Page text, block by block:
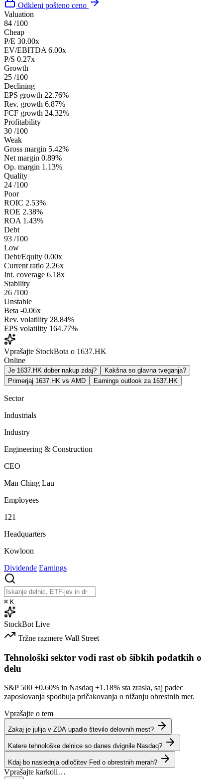
Odkleni pošteno ceno
Valuation
84 /100
Cheap
P/E 30.00x
EV/EBITDA 6.00x
P/S 0.27x
Growth
25 /100
Declining
EPS growth 22.76%
Rev. growth 6.87%
FCF growth 24.32%
Profitability
30 /100
Weak
Gross margin 5.42%
Net margin 0.89%
Op. margin 1.13%
Quality
24 /100
Poor
ROIC 2.53%
ROE 2.38%
ROA 1.43%
Debt
93 /100
Low
Debt/Equity 0.00x
Current ratio 2.26x
Int. coverage 6.18x
Stability
26 /100
Unstable
Beta -0.06x
Rev. volatility 28.84%
EPS volatility 164.77%
Vprašajte StockBota o 1637.HK
Online
Je 1637.HK dober nakup zdaj?
Kakšna so glavna tveganja?
Primerjaj 1637.HK vs AMD
Earnings outlook za 1637.HK
Sector
Industrials
Industry
Engineering & Construction
CEO
Man Ching Lau
Employees
121
Headquarters
Kowloon
Dividende Earnings
⌘ K
StockBot Live
Tržne razmere Wall Street
Tehnološki sektor vodi rast ob šibkih podatkih o
delu
S&P 500 +0.60% in Nasdaq +1.18% sta zrasla, saj padec
zaposlovanja spodbuja pričakovanja o nižanju obrestnih mer.
Vprašajte o tem
Zakaj je julija v ZDA upadlo število delovnih mest?
Katere tehnološke delnice so danes dvignile Nasdaq?
Kdaj bo naslednja odločitev Fed o obrestnih merah?